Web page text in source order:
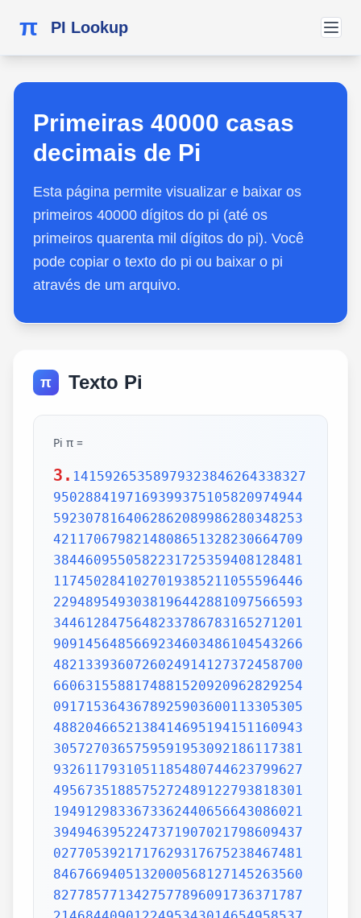
π PI Lookup
Primeiras 40000 casas
decimais de Pi
Esta página permite visualizar e baixar os
primeiros 40000 dígitos do pi (até os
primeiros quarenta mil dígitos do pi). Você
pode copiar o texto do pi ou baixar o pi
através de um arquivo.
π Texto Pi
Pi π =
3. 1415926535897932384626433832795028841971693993751058209749445923078164062862089986280348253421170679821480865132823066470938446095505822317253594081284811174502841027019385211055596446229489549303819644288109756659334461284756482337867831652712019091456485669234603486104543266482133936072602491412737245870066063155881748815209209628292540917153643678925903600113305305488204665213841469519415116094330572703657595919530921861173819326117931051185480744623799627495673518857527248912279381830119491298336733624406566430860213949463952247371907021798609437027705392171762931767523846748184676694051320005681271452635608277857713427577896091736371787214684409012249534301465495853710507922796892589235420199561121290219608640344181598136297747713099605187072113499999983729780499510597317328160963185950244594553469083026425223082533446850352619311881710100031378387528865875332083814206171776691473035982534904287554687311595628638823537875937519577818577805321712268066130019278766111959092164201989380952572010654858632788659361533818279682303019520353018529689957736225994138912497217752834791315155748572424541506959508295331168617278558890750983817546374649393192550604009277016711390098488240128583616035637076601047101819429555961989467678374494482553797747268471040475346462080466842590694912933136770289891521047521620569660240580381501935112533824300355876402474964732639141992726042699227967823547816360093417216412199245863150302861829745557067498385054945885869269956909272107975093029553211653449872027559602364806654991198818347977535663698074265425278625518184175746728909777727938000816470600161452491921732172147723501414419735685481613611573525521334757418494684385233239073941433345477624168625189835694855620992192221842725502542568876717904946016534668049886272327917860857843838279679766814541009538837863609506800642251252051173929848960841284886269456042419652850222106611863067442786220391949450471237137869609563643719172874677646575739624138908658326459958133904780275900994657640789512694683983525957098258226205224894077267194782684826014769909026401363944374553050682034962524517493996514314298091906592509372216964615157098583874105978859597729754989301617539284681382686838689427741559918559252459539594310499725246808459872736446958486538367362226260991246080512438843904512441365497627807977156914359977001296160894416948685558484063534220722258284886481584560285060168427394522674676788952521385225499546667278239864565961163548862305774564980355936345681743241125150760694794510965960940252288797108931456691368672287489405601015033086179286809208747609178249385890097149096759852613655497818931297848216829989487226588048575640142704775551323796414515237462343645428584447952658678210511413547357395231134271661021359695362314429524849371871101457654035902799344037420073105785390621983874478084784896833214457138687519435064302184531910484810053706146806749192781911979399520614196634287544406437451237181921799983910159195618146751426912397489409071864942319615679452080951465502252316038819301420937621378559566389377870830390697920773467221825625996615014215030680384477345492026054146659252014974428507325186660021324340881907104863317346496514539057962685610055081066587969981635747363840525714591028970641401109712062804390397595156771577004203378699360072305587631763594218731251471205329281918261861258673215791984148488291644706095752706957220917567116722910981690915280173506712748583222871835209353965725121083579151369882091444210067510334671103141267111369908658516398315019701651511685171437657618351556508849099898599823873455283316355076479185358932261854896321329330898570642046752590709154814165498594616371802709819943099244889575712828905923233260972997120844335732654893823911932597463667305836041428138830320382490375898524374417029132765618093773444030707469211201913020330380197621101100449293215160842444859637669838952286847831235526582131449576857262433441893039686426243410773226978028073189154411010446823252716201052652272111660396665573092547110557853763466820653109896526918620564769312570586356620185581007293606598764861179104533488503461136576867532494416680396265797877185560845529654126654085306143444318586769751456614068007002378776591344017127494704205622305389945613140711270004078547332699390814546646458807972708266830634328587856983052358089330657574067954571637752542021149557615814002501262285941302164715509792592309907965473761255176567513575178296664547791745011299614890304639947132962107340437518957359614589019389713111790429782856475032031986915140287080859904801094121472213179476477726224142548545403321571853061422881375850430633217518297986622371721591607716692547487389866549494501146540628433663937900397692656721463853067360965712091807638327166416274888800786925602902284721040317211860820419000422966171196377921337575114959501566049631862947265473642523081770367515906735023507283540567040386743513622224771589150495309844489333096340878076932599397805419341447377441842631298608099888687413260472156951623965864573021631598193195167353812974167729478672422924654366800980676928238280689964004824354037014163149658979409243237896907069779422362508221688957383798623001593776471651228935786015881617557829735233446042815126272037343146531977774160319906655418763979293344195215413418994854447345673831624993419131814809277771038638773431772075456545322077709212019051660962804909263601975988281613323166636528619326686336062735676303544776280350450777235547105859548702790814356240145171806246436267945612753181340783303362542327839449753824372058353114771199260638133467768796959703098339130771098704085913374641442822772634659470474587847787201927715280731767907707157213444730605700733492436931138350493163128404251219256517980694113528013147013047816437885185290928545201165839341965621349143415956258658655705526904965209858033850722426482939728584783163057777560688876446248246857926039535277348030480290058760758251047470916439613626760449256274204208320856611906254543372131535958450687724602901618766795240616342522577195429162991930645537799140373404328752628889639958794757291746426357455254079091451357111369410911939325191076020825202618798531887705842972591677813149699009019211697173727847684726860849003377024242916513005005168323364350389517029893922334517220138128069650117844087451960121228599371623130171144484640903890644954440061986907548516026327505298349187407866808818338510228334508504860825039302133219715518430635455007668282949304137765527939751754613953984683393638304746119966538581538420568533862186725233402830871123282789212507712629463229563989898935821167456270102183564622013496715188190973038119800497340723961036854066431939509790190699639552453005450580685501956730229219139339185680344903982059551002263535361920419947455385938102343955449597783779023742161727111723643435439478221818528624085140066604433258885698670543154706965747458550332323342107301545940516553790686627333799585115625784322988273723198987571415957811196358330059408730681216028764962867446047746491599505497374256269010490377819868359381465741268049256487985561453723478673303904688383436346553794986419270563872931748723320837601123029911367938627089438799362016295154133714248928307220126901475466847653576164773794675200490757155527819653621323926406160136358155907422020203187277605277219005561484255518792530343513984425322341576233610642506390497500865627109535919465897514131034822769306247435363256916078154781811528436679570611086153315044521274739245449454236828860613408414863776700961207151249140430272538607648236341433462351897576645216413767969031495019108575984423919862916421939949072362346468441173940326591840443780513338945257423995082965912285085558215725031071257012668302402929525220118726767562204154205161841634847565169998116141010029960783869092916030288400269104140792886215078424516709087000699282120660418371806535567252532567532861291042487761825829765157959847035622262934860034158722980534989650226291748788202734209222245339856264766914905562842503912757710284027998066365825488926488025456610172967026640765590429099456815065265305371829412703369313785178609040708667114965583434347693385781711386455873678123014587687126603489139095620099393610310291616152881384379099042317473363948045759314931405297634757481193567091101377517210080315590248530906692037671922033229094334676851422144773793937517034436619910403375111735471918550464490263655128162288244625759163330391072253837421821408835086573917715096828874782656995995744906617583441375223970968340800535598491754173818839994469748676265516582765848358845314277568790029095170283529716344562129640435231176006651012412006597558512761785838292041974844236080071930457618932349229279650198751872127267507981255470958904556357921221033346697499235630254947802490114195212382815309114079073860251522742995818072471625916685451333123948049470791191532673430282441860414263639548000448002670496248201792896476697583183271314251702969234889627668440323260927524960357996469256504936818360900323809293459588970695365349406034021665443755890045632882250545255640564482465151875471196218443965825337543885690941130315095261793780029741207665147939425902989695946995565761218656196733786236256125216320862869222103274889218654364802296780705765615144632046927906821207388377814233562823608963208068222468012248261177185896381409183903673672220888321513755600372798394004152970028783076670944474560134556417254370906979396122571429894671543578468788614445812314593571984922528471605049221242470141214780573455105008019086996033027634787081081754501193071412233908663938339529425786905076431006383519834389341596131854347546495569781038293097164651438407007073604112373599843452251610507027056235266012764848308407611830130527932054274628654036036745328651057065874882256981579367897669742205750596834408697350201410206723585020072452256326513410559240190274216248439140359989535394590944070469120914093870012645600162374288021092764579310657922955249887275846101264836999892256959688159205600101655256375678